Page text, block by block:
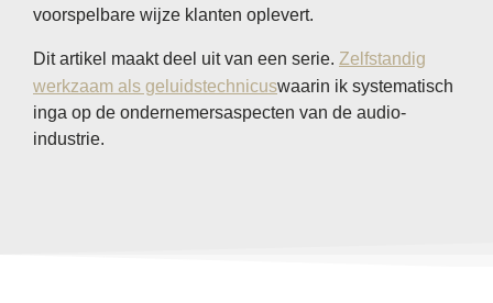
voorspelbare wijze klanten oplevert.
Dit artikel maakt deel uit van een serie. Zelfstandig
werkzaam als geluidstechnicuswaarin ik systematisch
inga op de ondernemersaspecten van de audio-
industrie.